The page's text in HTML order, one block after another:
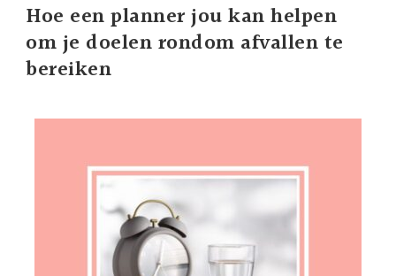
Hoe een planner jou kan helpen
om je doelen rondom afvallen te
bereiken